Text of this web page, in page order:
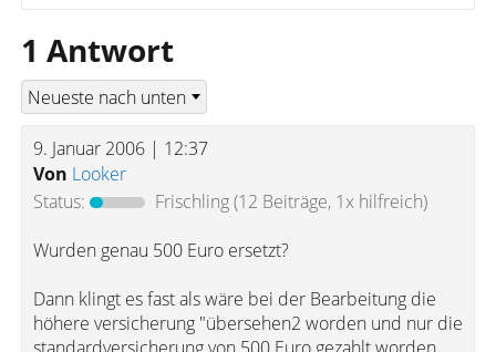
1 Antwort
9. Januar 2006 | 12:37
Von Looker
Status:
Frischling(12 Beiträge, 1x hilfreich)
Wurden genau 500 Euro ersetzt?
Dann klingt es fast als wäre bei der Bearbeitung die
höhere versicherung "übersehen2 worden und nur die